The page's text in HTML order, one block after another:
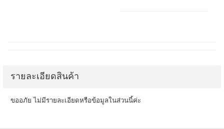
รายละเอียดสินค้า
ขออภัย ไม่มีรายละเอียดหรือข้อมูลในส่วนนี้ค่ะ